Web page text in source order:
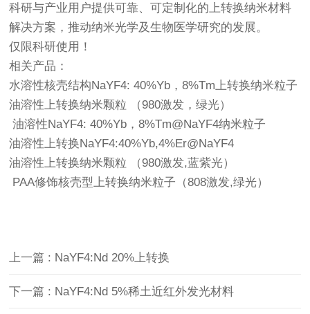
科研与产业用户提供可靠、可定制化的上转换纳米材料
解决方案，推动纳米光学及生物医学研究的发展。
仅限科研使用！
相关产品：
水溶性核壳结构NaYF4: 40%Yb，8%Tm上转换纳米粒子
油溶性上转换纳米颗粒 （980激发，绿光）
油溶性NaYF4: 40%Yb，8%Tm@NaYF4纳米粒子
油溶性上转换NaYF4:40%Yb,4%Er@NaYF4
油溶性上转换纳米颗粒 （980激发,蓝紫光）
PAA修饰核壳型上转换纳米粒子（808激发,绿光）
上一篇 : NaYF4:Nd 20%上转换
下一篇 : NaYF4:Nd 5%稀土近红外发光材料